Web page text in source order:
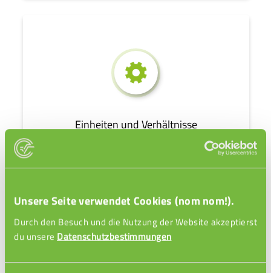
Unsere Seite verwendet Cookies (nom nom!).
Durch den Besuch und die Nutzung der Website akzeptierst
du unsere Datenschutzbestimmungen
Einheiten und Verhältnisse